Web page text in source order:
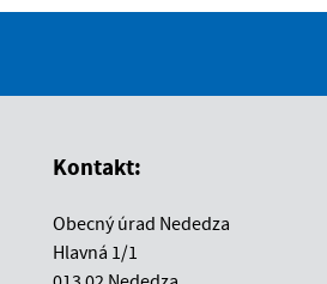
Kontakt:
Obecný úrad Nededza
Hlavná 1/1